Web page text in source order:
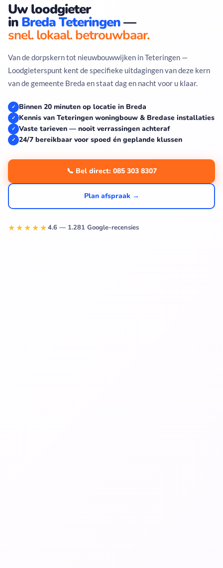
Uw loodgieter
in Breda Teteringen—
snel. lokaal. betrouwbaar.
Van de dorpskern tot nieuwbouwwijken in Teteringen —
Loodgieterspunt kent de specifieke uitdagingen van deze kern
van de gemeente Breda en staat dag en nacht voor u klaar.
✓ Binnen 20 minuten op locatie in Breda
✓ Kennis van Teteringen woningbouw & Bredase installaties
✓ Vaste tarieven — nooit verrassingen achteraf
✓ 24/7 bereikbaar voor spoed én geplande klussen
📞 Bel direct: 085 303 8307
Plan afspraak →
★★★★★4.6 — 1.281 Google-recensies